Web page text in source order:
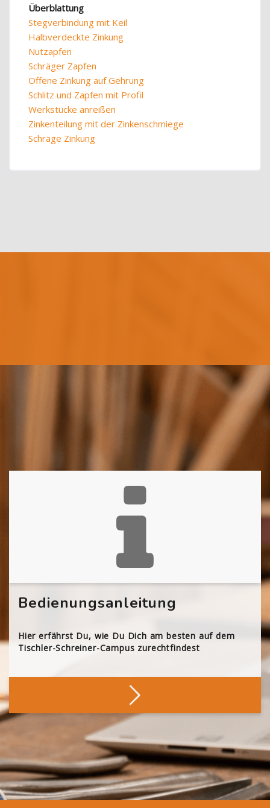
Überblattung
Stegverbindung mit Keil
Halbverdeckte Zinkung
Nutzapfen
Schräger Zapfen
Offene Zinkung auf Gehrung
Schlitz und Zapfen mit Profil
Werkstücke anreißen
Zinkenteilung mit der Zinkenschmiege
Schräge Zinkung
Bedienungsanleitung
Hier erfährst Du, wie Du Dich am besten auf dem
Tischler-Schreiner-Campus zurechtfindest